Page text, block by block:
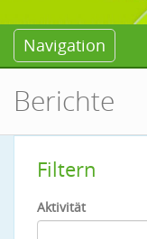
Navigation
Berichte
Filtern
Aktivität